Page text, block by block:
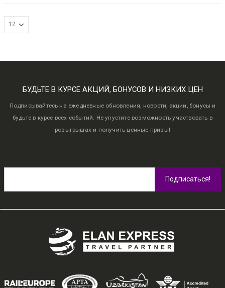
БУДЬТЕ В КУРСЕ АКЦИЙ, БОНУСОВ И НИЗКИХ ЦЕН
Подписывайтесь на ежедневные обновления, новости, акции, бонусы и
будьте в курсе всех событий. Не упустите возможность участвовать в
розыгрышах и получить ценные призы!